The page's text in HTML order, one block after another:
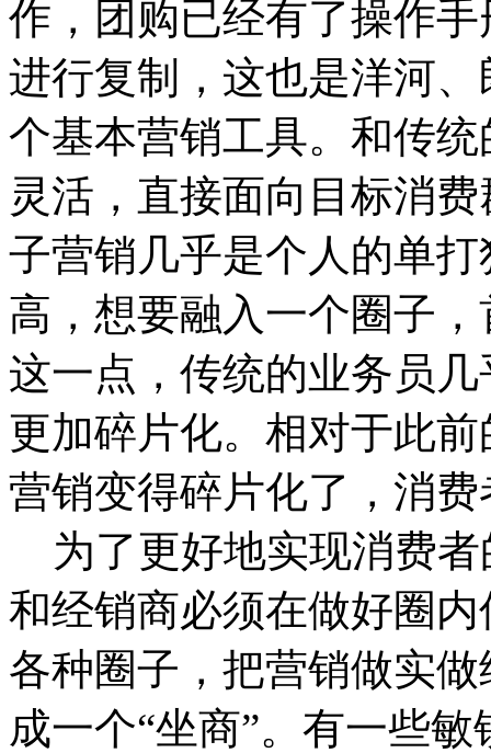
作，团购已经有了操作
进行复制，这也是洋河
个基本营销工具。和传
灵活，直接面向目标消
子营销几乎是个人的单
高，想要融入一个圈子
这一点，传统的业务员
更加碎片化。相对于此
营销变得碎片化了，消
为了更好地实现消费者
和经销商必须在做好圈
各种圈子，把营销做实
成一个“坐商”。有一些